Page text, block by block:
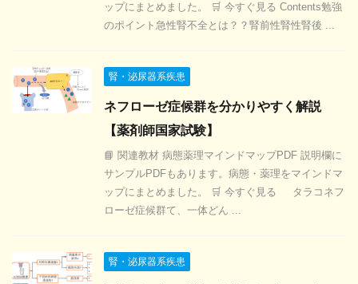
ップにまとめました。 🛒 今すぐ見る Contents勉強
のポイント急性腎不全とは？？腎前性腎性腎後 ...
腎・泌尿器系疾患
ネフローゼ症候群を分かりやすく解説
【薬剤師国家試験】
📘 関連教材 病態薬理マインドマップPDF 説明欄に
サンプルPDFもあります。病態・薬理をマインドマ
ップにまとめました。 🛒 今すぐ見る タラコネフ
ローゼ症候群て、一体どん ...
腎・泌尿器系疾患